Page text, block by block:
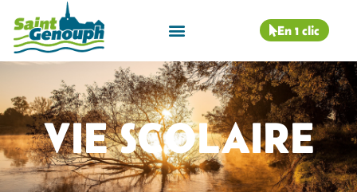
En 1 clic
VIE SCOLAIRE